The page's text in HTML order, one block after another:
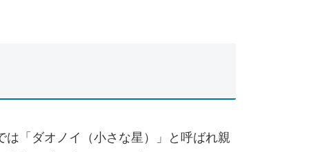
「ダオノイ（小さな星）」と呼ばれ親